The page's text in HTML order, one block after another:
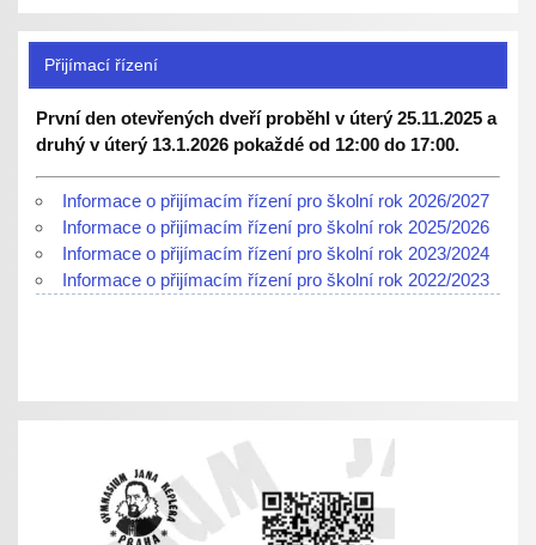
Přijímací řízení
První den otevřených dveří proběhl v úterý 25.11.2025 a
druhý v úterý 13.1.2026 pokaždé od 12:00 do 17:00.
Informace o přijímacím řízení pro školní rok 2026/2027
Informace o přijímacím řízení pro školní rok 2025/2026
Informace o přijímacím řízení pro školní rok 2023/2024
Informace o přijímacím řízení pro školní rok 2022/2023